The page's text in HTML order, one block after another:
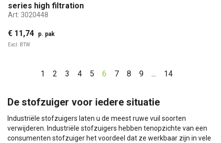
series high filtration
Art: 3020448
€ 11,74 p. pak
Excl. BTW
1 2 3 4 5 6 7 8 9 ... 14
De stofzuiger voor iedere situatie
Industriële stofzuigers laten u de meest ruwe vuil soorten
verwijderen. Industriële stofzuigers hebben tenopzichte van een
consumenten stofzuiger het voordeel dat ze werkbaar zijn in vele